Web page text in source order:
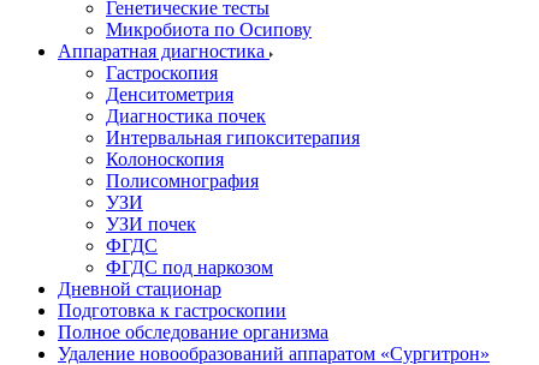
Генетические тесты
Микробиота по Осипову
Аппаратная диагностика
Гастроскопия
Денситометрия
Диагностика почек
Интервальная гипокситерапия
Колоноскопия
Полисомнография
УЗИ
УЗИ почек
ФГДС
ФГДС под наркозом
Дневной стационар
Подготовка к гастроскопии
Полное обследование организма
Удаление новообразований аппаратом «Сургитрон»‎